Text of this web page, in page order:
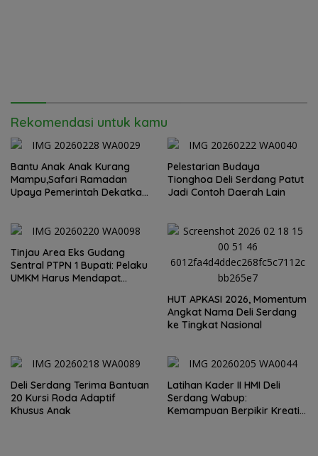
Rekomendasi untuk kamu
Bantu Anak Anak Kurang
Mampu,Safari Ramadan
Upaya Pemerintah Dekatkan
Pelestarian Budaya
Tionghoa Deli Serdang Patut
Jadi Contoh Daerah Lain
Tinjau Area Eks Gudang
Sentral PTPN 1 Bupati: Pelaku
UMKM Harus Mendapat
HUT APKASI 2026, Momentum
Angkat Nama Deli Serdang
ke Tingkat Nasional
Deli Serdang Terima Bantuan
20 Kursi Roda Adaptif
Khusus Anak
Latihan Kader II HMI Deli
Serdang Wabup:
Kemampuan Berpikir Kreatif